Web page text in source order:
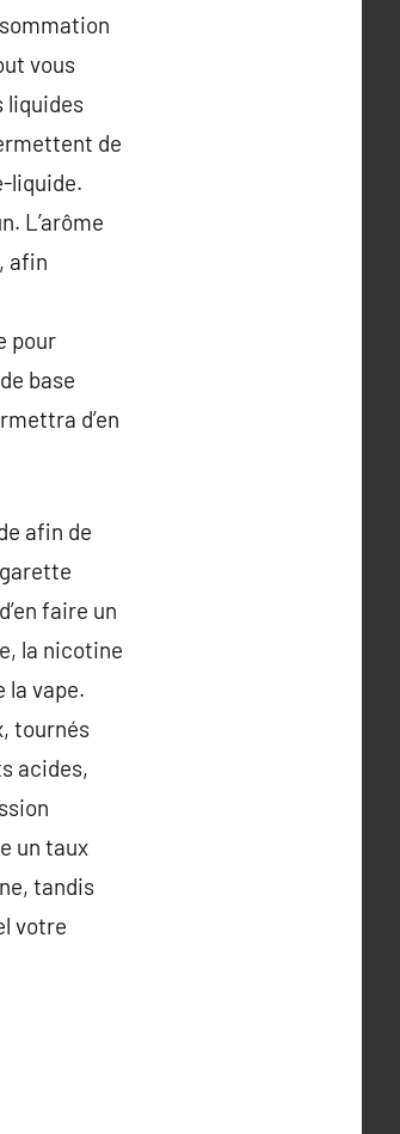
vous
liquides
de
liquide.
L’arôme
afin
pour
base
d’en
afin de
faire un
la nicotine
la vape.
tournés
acides,
un taux
tandis
votre